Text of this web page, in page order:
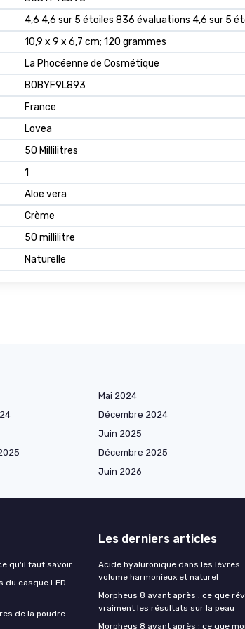
4,6 4,6 sur 5 étoiles 836 évaluations 4,6 sur 5
10,9 x 9 x 6,7 cm; 120 grammes
La Phocéenne de Cosmétique
B0BYF9L893
France
Lovea
50 Millilitres
1
Aloe vera
Crème
50 millilitre
Naturelle
Mai 2024
Décembre 2024
Juin 2025
Décembre 2025
Juin 2026
qu'il faut savoir
du casque LED
de la poudre
Les derniers articles
Acide hyaluronique dans les lèvres
volume harmonieux et naturel
Morpheus 8 avant après : ce que
vraiment les résultats sur la peau
Morpheus 8 avant après : ce que